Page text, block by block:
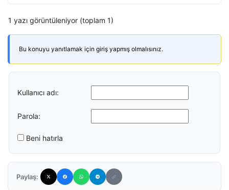
1 yazı görüntüleniyor (toplam 1)
Bu konuyu yanıtlamak için giriş yapmış olmalısınız.
Kullanıcı adı:
Parola:
Beni hatırla
Paylaş: